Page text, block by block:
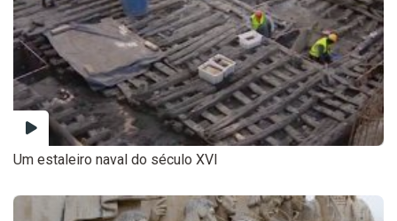
Um estaleiro naval do século XVI